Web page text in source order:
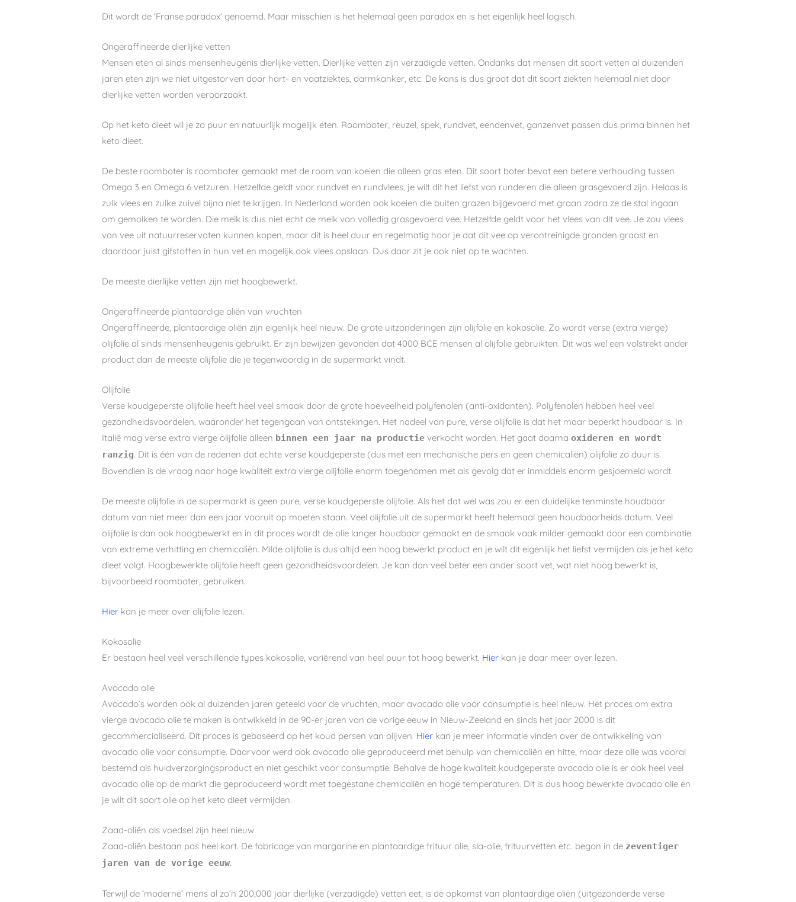
Dit wordt de ‘Franse paradox’ genoemd. Maar misschien is het helemaal geen paradox en is het eigenlijk heel logisch.
Ongeraffineerde dierlijke vetten
Mensen eten al sinds mensenheugenis dierlijke vetten. Dierlijke vetten zijn verzadigde vetten. Ondanks dat mensen dit soort vetten al duizenden
jaren eten zijn we niet uitgestorven door hart- en vaatziektes, darmkanker, etc. De kans is dus groot dat dit soort ziekten helemaal niet door
dierlijke vetten worden veroorzaakt.
Op het keto dieet wil je zo puur en natuurlijk mogelijk eten. Roomboter, reuzel, spek, rundvet, eendenvet, ganzenvet passen dus prima binnen het
keto dieet.
De beste roomboter is roomboter gemaakt met de room van koeien die alleen gras eten. Dit soort boter bevat een betere verhouding tussen
Omega 3 en Omega 6 vetzuren. Hetzelfde geldt voor rundvet en rundvlees, je wilt dit het liefst van runderen die alleen grasgevoerd zijn. Helaas is
zulk vlees en zulke zuivel bijna niet te krijgen. In Nederland worden ook koeien die buiten grazen bijgevoerd met graan zodra ze de stal ingaan
om gemolken te worden. Die melk is dus niet echt de melk van volledig grasgevoerd vee. Hetzelfde geldt voor het vlees van dit vee. Je zou vlees
van vee uit natuurreservaten kunnen kopen, maar dit is heel duur en regelmatig hoor je dat dit vee op verontreinigde gronden graast en
daardoor juist gifstoffen in hun vet en mogelijk ook vlees opslaan. Dus daar zit je ook niet op te wachten.
De meeste dierlijke vetten zijn niet hoogbewerkt.
Ongeraffineerde plantaardige oliën van vruchten
Ongeraffineerde, plantaardige oliën zijn eigenlijk heel nieuw. De grote uitzonderingen zijn olijfolie en kokosolie. Zo wordt verse (extra vierge)
olijfolie al sinds mensenheugenis gebruikt. Er zijn bewijzen gevonden dat 4000 BCE mensen al olijfolie gebruikten. Dit was wel een volstrekt ander
product dan de meeste olijfolie die je tegenwoordig in de supermarkt vindt.
Olijfolie
Verse koudgeperste olijfolie heeft heel veel smaak door de grote hoeveelheid polyfenolen (anti-oxidanten). Polyfenolen hebben heel veel
gezondheidsvoordelen, waaronder het tegengaan van ontstekingen. Het nadeel van pure, verse olijfolie is dat het maar beperkt houdbaar is. In
Italië mag verse extra vierge olijfolie alleen binnen een jaar na productie verkocht worden. Het gaat daarnaoxideren en wordt
ranzig. Dit is één van de redenen dat echte verse koudgeperste (dus met een mechanische pers en geen chemicaliën) olijfolie zo duur is.
Bovendien is de vraag naar hoge kwaliteit extra vierge olijfolie enorm toegenomen met als gevolg dat er inmiddels enorm gesjoemeld wordt.
De meeste olijfolie in de supermarkt is geen pure, verse koudgeperste olijfolie. Als het dat wel was zou er een duidelijke tenminste houdbaar
datum van niet meer dan een jaar vooruit op moeten staan. Veel olijfolie uit de supermarkt heeft helemaal geen houdbaarheids datum. Veel
olijfolie is dan ook hoogbewerkt en in dit proces wordt de olie langer houdbaar gemaakt en de smaak vaak milder gemaakt door een combinatie
van extreme verhitting en chemicaliën. Milde olijfolie is dus altijd een hoog bewerkt product en je wilt dit eigenlijk het liefst vermijden als je het keto
dieet volgt. Hoogbewerkte olijfolie heeft geen gezondheidsvoordelen. Je kan dan veel beter een ander soort vet, wat niet hoog bewerkt is,
bijvoorbeeld roomboter, gebruiken.
Hier kan je meer over olijfolie lezen.
Kokosolie
Er bestaan heel veel verschillende types kokosolie, variërend van heel puur tot hoog bewerkt. Hier kan je daar meer over lezen.
Avocado olie
Avocado’s worden ook al duizenden jaren geteeld voor de vruchten, maar avocado olie voor consumptie is heel nieuw. Het proces om extra
vierge avocado olie te maken is ontwikkeld in de 90-er jaren van de vorige eeuw in Nieuw-Zeeland en sinds het jaar 2000 is dit
gecommercialiseerd. Dit proces is gebaseerd op het koud persen van olijven. Hier kan je meer informatie vinden over de ontwikkeling van
avocado olie voor consumptie. Daarvoor werd ook avocado olie geproduceerd met behulp van chemicaliën en hitte, maar deze olie was vooral
bestemd als huidverzorgingsproduct en niet geschikt voor consumptie. Behalve de hoge kwaliteit koudgeperste avocado olie is er ook heel veel
avocado olie op de markt die geproduceerd wordt met toegestane chemicaliën en hoge temperaturen. Dit is dus hoog bewerkte avocado olie en
je wilt dit soort olie op het keto dieet vermijden.
Zaad-oliën als voedsel zijn heel nieuw
Zaad-oliën bestaan pas heel kort. De fabricage van margarine en plantaardige frituur olie, sla-olie, frituurvetten etc. begon in de zeventiger
jaren van de vorige eeuw.
Terwijl de ‘moderne’ mens al zo’n 200,000 jaar dierlijke (verzadigde) vetten eet, is de opkomst van plantaardige oliën (uitgezonderde verse